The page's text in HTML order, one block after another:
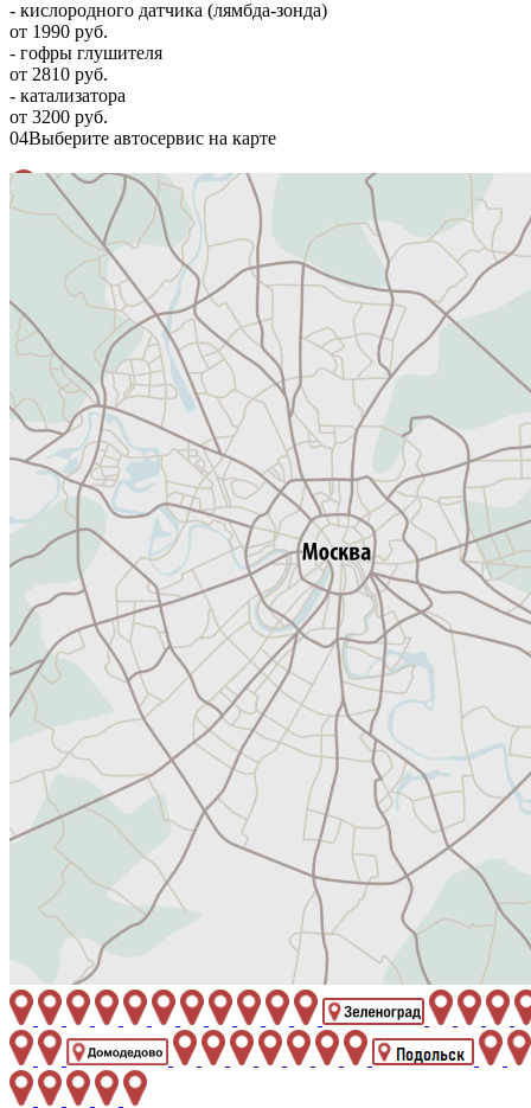
- кислородного датчика (лямбда-зонда)
от 1990 руб.
- гофры глушителя
от 2810 руб.
- катализатора
от 3200 руб.
04Выберите автосервис на карте